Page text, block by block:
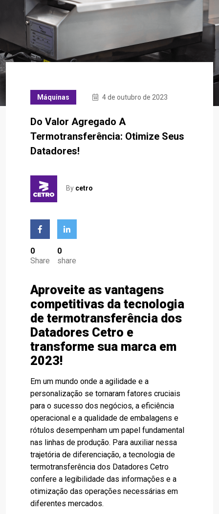
Máquinas 4 de outubro de 2023
Do Valor Agregado A
Termotransferência: Otimize Seus
Datadores!
By cetro
0
Share
0
share
Aproveite as vantagens
competitivas da tecnologia
de termotransferência dos
Datadores Cetro e
transforme sua marca em
2023!
Em um mundo onde a agilidade e a
personalização se tornaram fatores cruciais
para o sucesso dos negócios, a eficiência
operacional e a qualidade de embalagens e
rótulos desempenham um papel fundamental
nas linhas de produção. Para auxiliar nessa
trajetória de diferenciação, a tecnologia de
termotransferência dos Datadores Cetro
confere a legibilidade das informações e a
otimização das operações necessárias em
diferentes mercados.